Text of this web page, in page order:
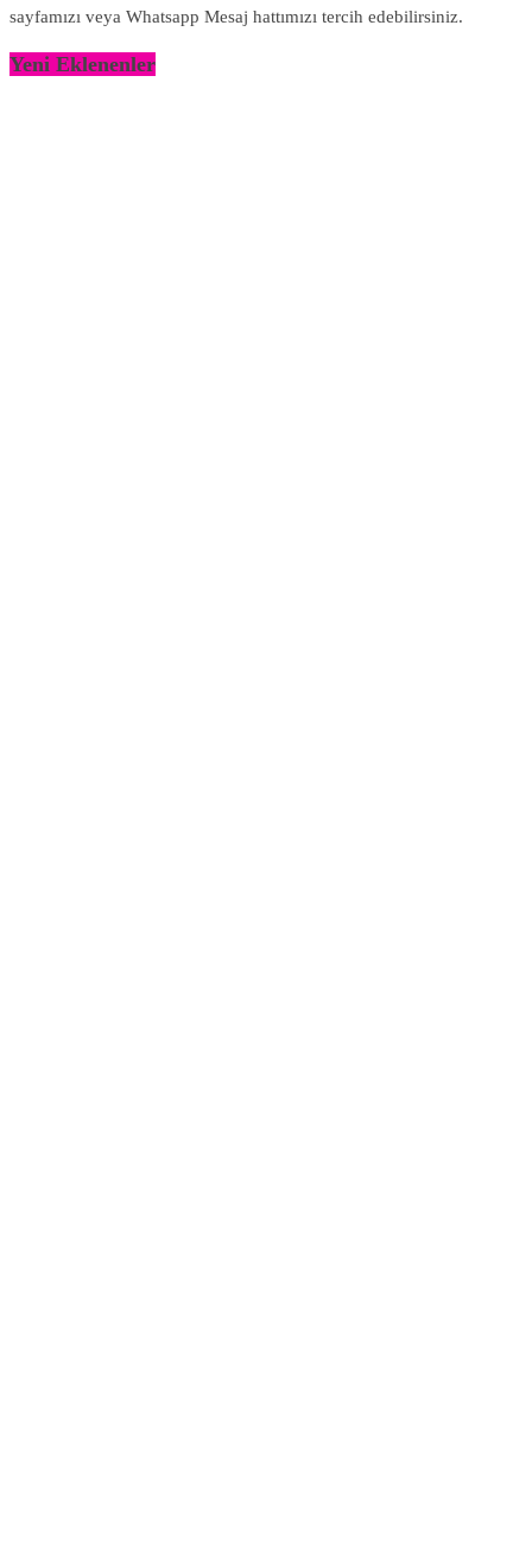
sayfamızı veya Whatsapp Mesaj hattımızı tercih edebilirsiniz.
Yeni Eklenenler